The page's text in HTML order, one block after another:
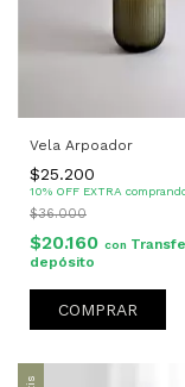
Vela Arpoador
$25.200
10% OFF EXTRA
$36.000
$20.160 con
depósito